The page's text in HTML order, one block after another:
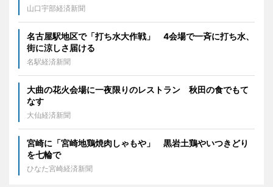
山口宇部経済新聞
名古屋駅地区で「打ち水大作戦」 4会場で一斉に打ち水、
街に涼しさ届ける
名駅経済新聞
大曲の花火会場に一夜限りのレストラン 秋田の食でもて
なす
大仙経済新聞
宮崎に「宮崎地鶏焼肉しゃもや」 黒岩土鶏やいつきどり
を七輪で
ひなた宮崎経済新聞